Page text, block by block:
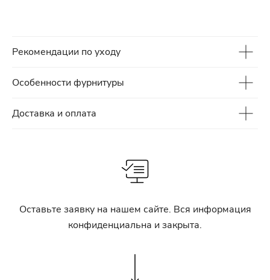
Рекомендации по уходу
Особенности фурнитуры
Доставка и оплата
Оставьте заявку на нашем сайте. Вся информация
конфиденциальна и закрыта.